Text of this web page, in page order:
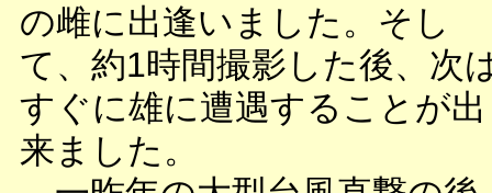
の雌に出逢いました。そし
て、約1時間撮影した後、次
すぐに雄に遭遇することが出
来ました。